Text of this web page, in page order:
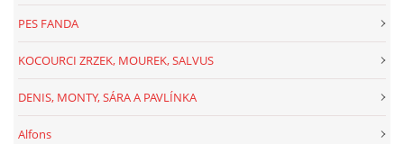
PES FANDA
KOCOURCI ZRZEK, MOUREK, SALVUS
DENIS, MONTY, SÁRA A PAVLÍNKA
Alfons